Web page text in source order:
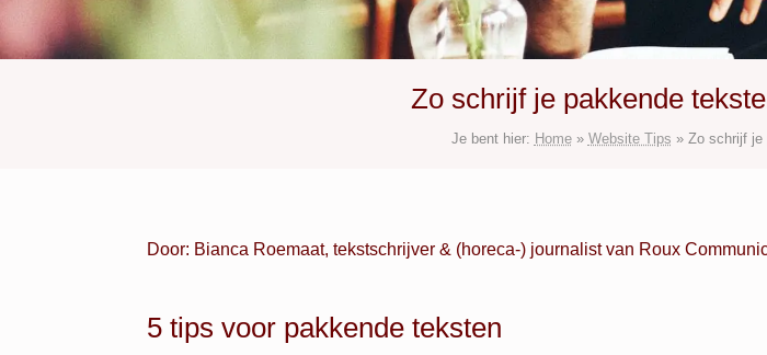
Zo schrijf je pakkende
Je bent hier: Home» Website Tips » Zo schrijf je
Door: Bianca Roemaat, tekstschrijver & (horeca-) journalist van Roux
5 tips voor pakkende teksten